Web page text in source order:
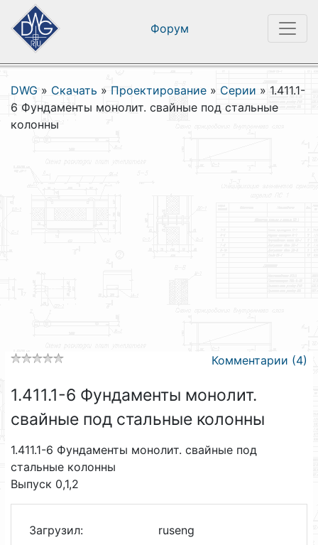
Форум
DWG » Скачать » Проектирование » Серии » 1.411.1-
6 Фундаменты монолит. свайные под стальные
колонны
Комментарии (4)
1.411.1-6 Фундаменты монолит.
свайные под стальные колонны
1.411.1-6 Фундаменты монолит. свайные под
стальные колонны
Выпуск 0,1,2
Загрузил:
ruseng